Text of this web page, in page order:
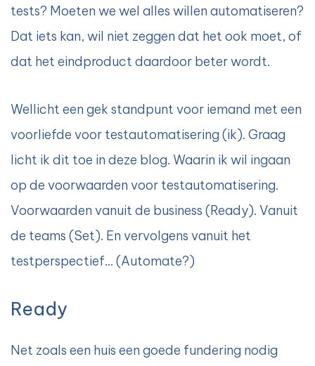
tests? Moeten we wel alles willen automatiseren?
Dat iets kan, wil niet zeggen dat het ook moet, of
dat het eindproduct daardoor beter wordt.
Wellicht een gek standpunt voor iemand met een
voorliefde voor testautomatisering (ik). Graag
licht ik dit toe in deze blog. Waarin ik wil ingaan
op de voorwaarden voor testautomatisering.
Voorwaarden vanuit de business (Ready). Vanuit
de teams (Set). En vervolgens vanuit het
testperspectief… (Automate?)
Ready
Net zoals een huis een goede fundering nodig